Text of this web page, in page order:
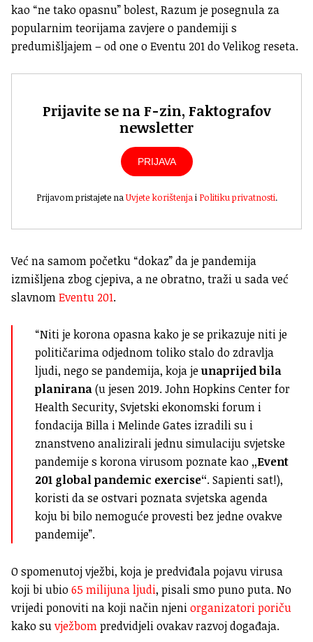
kao “ne tako opasnu” bolest, Razum je posegnula za
popularnim teorijama zavjere o pandemiji s
predumišljajem – od one o Eventu 201 do Velikog reseta.
Prijavite se na F-zin, Faktografov
newsletter
PRIJAVA
Prijavom pristajete naUvjete korištenjai Politiku privatnosti.
Već na samom početku “dokaz” da je pandemija
izmišljena zbog cjepiva, a ne obratno, traži u sada već
slavnomEventu 201.
“Niti je korona opasna kako je se prikazuje niti je
političarima odjednom toliko stalo do zdravlja
ljudi, nego se pandemija, koja jeunaprijed bila
planirana(u jesen 2019. John Hopkins Center for
Health Security, Svjetski ekonomski forum i
fondacija Billa i Melinde Gates izradili su i
znanstveno analizirali jednu simulaciju svjetske
pandemije s korona virusom poznate kao „Event
201 global pandemic exercise“. Sapienti sat!),
koristi da se ostvari poznata svjetska agenda
koju bi bilo nemoguće provesti bez jedne ovakve
pandemije”.
O spomenutoj vježbi, koja je predviđala pojavu virusa
koji bi ubio65 milijuna ljudi, pisali smo puno puta. No
vrijedi ponoviti na koji način njeniorganizatori poriču
kako suvježbompredvidjeli ovakav razvoj događaja.